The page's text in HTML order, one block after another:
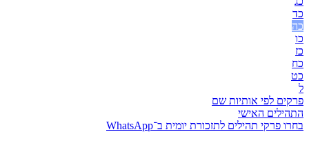
כד
כה
כו
כז
כח
כט
ל
פרקים לפי אותיות שם
התהילים האישי
בחרו פרקי תהילים לתזכורת יומית ב־WhatsApp